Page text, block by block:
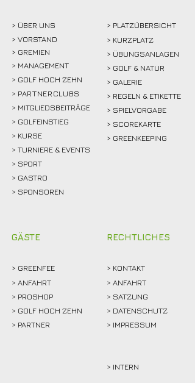
> ÜBER UNS
> VORSTAND
> GREMIEN
> MANAGEMENT
> GOLF HOCH ZEHN
> PARTNERCLUBS
> MITGLIEDSBEITRÄGE
> GOLFEINSTIEG
> KURSE
> TURNIERE & EVENTS
> SPORT
> GASTRO
> SPONSOREN
GÄSTE
> GREENFEE
> ANFAHRT
> PROSHOP
> GOLF HOCH ZEHN
> PARTNER
> PLATZÜBERSICHT
> KURZPLATZ
> ÜBUNGSANLAGEN
> GOLF & NATUR
> GALERIE
> REGELN & ETIKETTE
> SPIELVORGABE
> SCOREKARTE
> GREENKEEPING
RECHTLICHES
> KONTAKT
> ANFAHRT
> SATZUNG
> DATENSCHUTZ
> IMPRESSUM
> INTERN